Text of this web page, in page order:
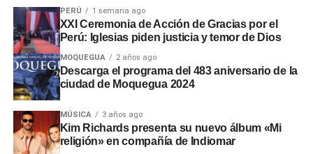
PERÚ 1 semana ago
XXI Ceremonia de Acción de Gracias por el
Perú: Iglesias piden justicia y temor de Dios
MOQUEGUA 2 años ago
Descarga el programa del 483 aniversario de la
ciudad de Moquegua 2024
MÚSICA 3 años ago
Kim Richards presenta su nuevo álbum «Mi
religión» en compañía de Indiomar